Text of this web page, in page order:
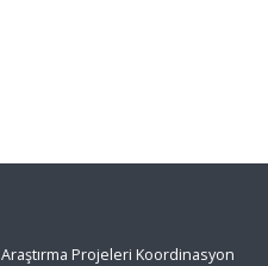
Projeleri Koordinasyon